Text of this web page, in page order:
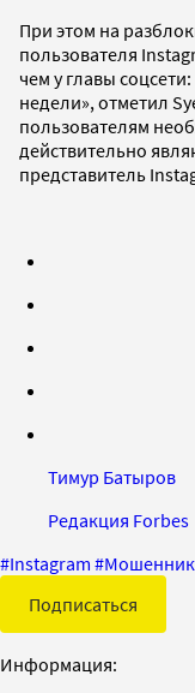
При этом на
пользователя
чем у главы
недели», отметил
пользователям
действительно
представитель
Тимур Батыров
Редакция Forbes
#Instagram #
Подписаться
Информация: